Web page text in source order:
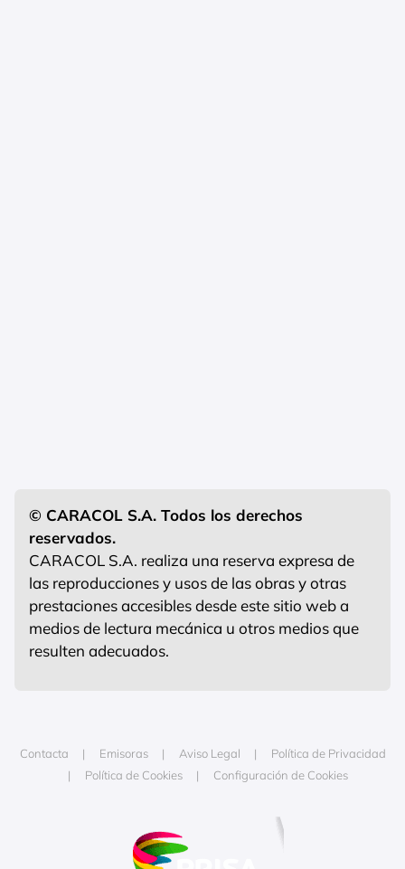
© CARACOL S.A. Todos los derechos
reservados.
CARACOL S.A. realiza una reserva expresa de
las reproducciones y usos de las obras y otras
prestaciones accesibles desde este sitio web a
medios de lectura mecánica u otros medios que
resulten adecuados.
Contacta Emisoras Aviso Legal
Política de Privacidad
Política de Cookies
Configuración de Cookies